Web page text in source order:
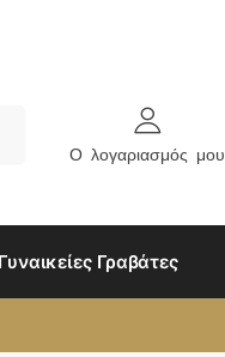
Ο λογαριασμός μου
Γραβάτες